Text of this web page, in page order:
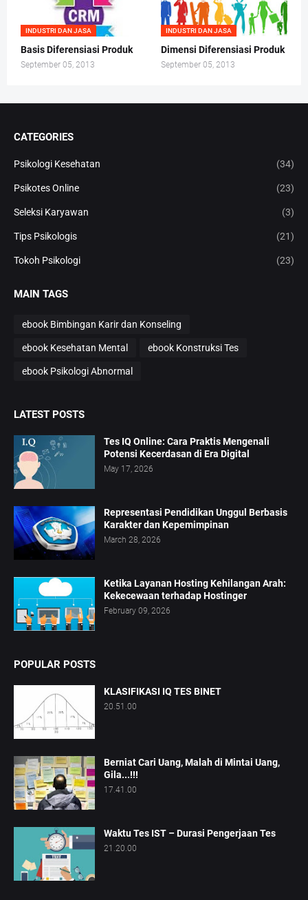
INDUSTRI DAN JASA
Basis Diferensiasi Produk
September 05, 2013
INDUSTRI DAN JASA
Dimensi Diferensiasi Produk
September 05, 2013
CATEGORIES
Psikologi Kesehatan (34)
Psikotes Online (23)
Seleksi Karyawan (3)
Tips Psikologis (21)
Tokoh Psikologi (23)
MAIN TAGS
ebook Bimbingan Karir dan Konseling
ebook Kesehatan Mental ebook Konstruksi Tes
ebook Psikologi Abnormal
LATEST POSTS
Tes IQ Online: Cara Praktis Mengenali
Potensi Kecerdasan di Era Digital
May 17, 2026
Representasi Pendidikan Unggul Berbasis
Karakter dan Kepemimpinan
March 28, 2026
Ketika Layanan Hosting Kehilangan Arah:
Kekecewaan terhadap Hostinger
February 09, 2026
POPULAR POSTS
KLASIFIKASI IQ TES BINET
20.51.00
Berniat Cari Uang, Malah di Mintai Uang,
Gila...!!!
17.41.00
Waktu Tes IST – Durasi Pengerjaan Tes
21.20.00